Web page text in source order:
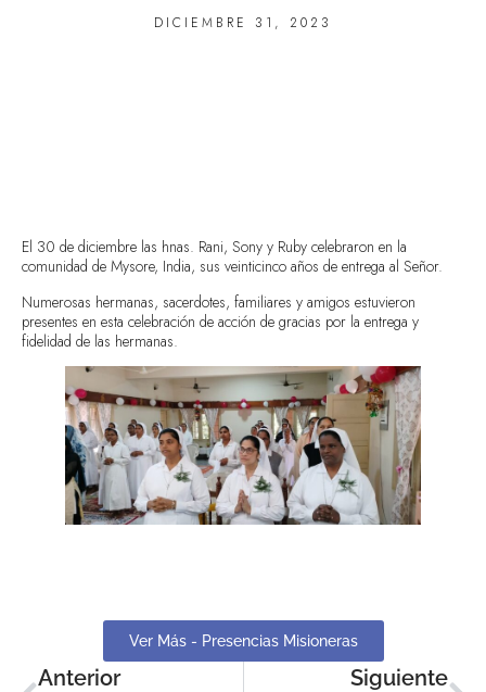
DICIEMBRE 31, 2023
El 30 de diciembre las hnas. Rani, Sony y Ruby celebraron en la
comunidad de Mysore, India, sus veinticinco años de entrega al Señor.
Numerosas hermanas, sacerdotes, familiares y amigos estuvieron
presentes en esta celebración de acción de gracias por la entrega y
fidelidad de las hermanas.
Ver Más - Presencias Misioneras
Anterior Siguiente